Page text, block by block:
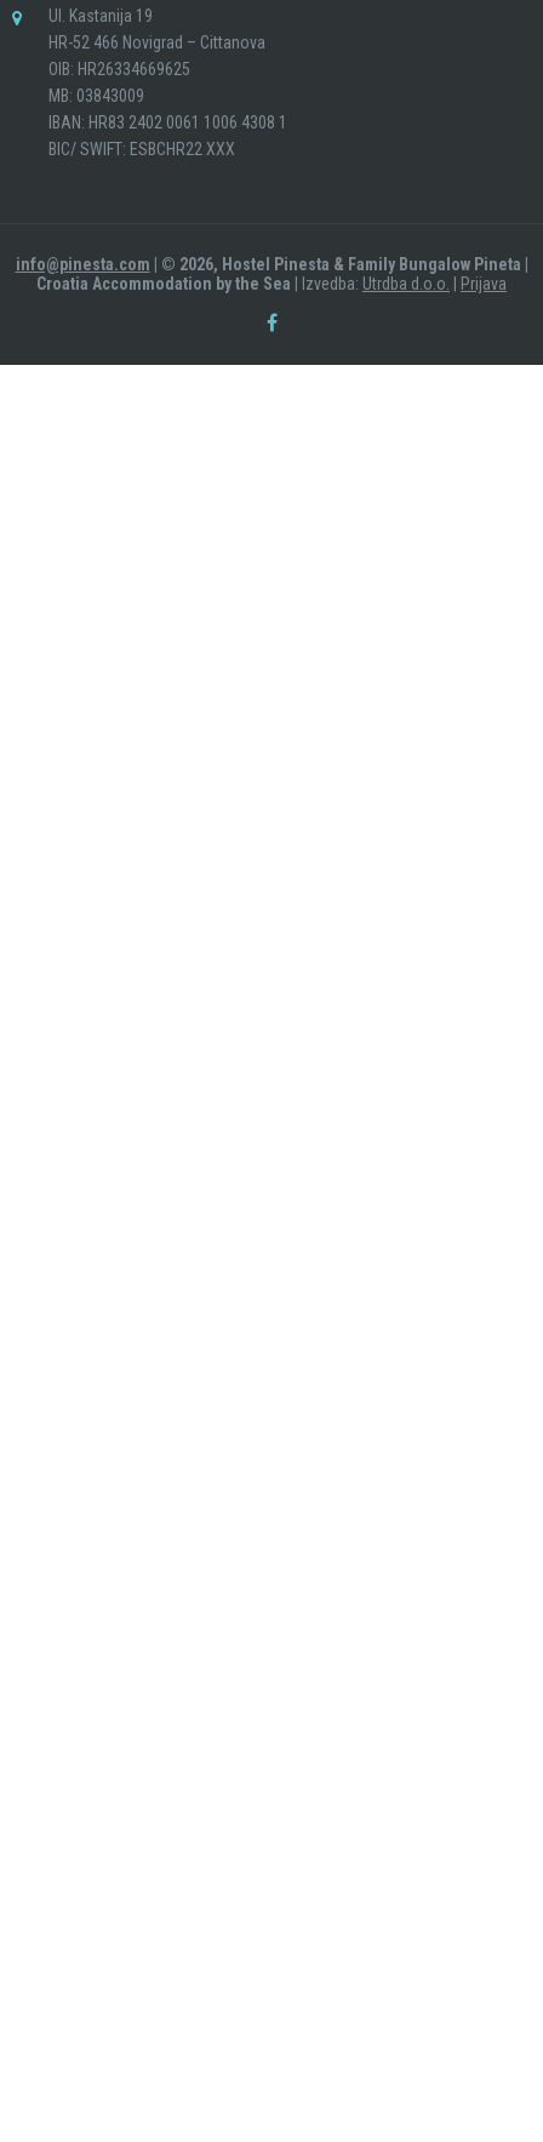
Ul. Kastanija 19
HR-52 466 Novigrad – Cittanova
OIB: HR26334669625
MB: 03843009
IBAN: HR83 2402 0061 1006 4308 1
BIC/ SWIFT: ESBCHR22 XXX
info@pinesta.com | © 2026, Hostel Pinesta & Family Bungalow Pineta |
Croatia Accommodation by the Sea | Izvedba: Utrdba d.o.o. Prijava